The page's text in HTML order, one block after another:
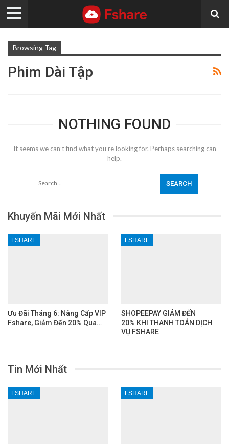
Browsing Tag
Phim Dài Tập
NOTHING FOUND
It seems we can’t find what you’re looking for. Perhaps searching can
help.
Khuyến Mãi Mới Nhất
FSHARE
Ưu Đãi Tháng 6: Nâng Cấp VIP
Fshare, Giảm Đến 20% Qua…
FSHARE
SHOPEEPAY GIẢM ĐẾN
20% KHI THANH TOÁN DỊCH
VỤ FSHARE
Tin Mới Nhất
FSHARE FSHARE